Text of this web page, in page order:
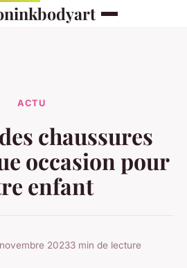
ACTU
chaussures
occasion pour
enfant
20233 min de lecture